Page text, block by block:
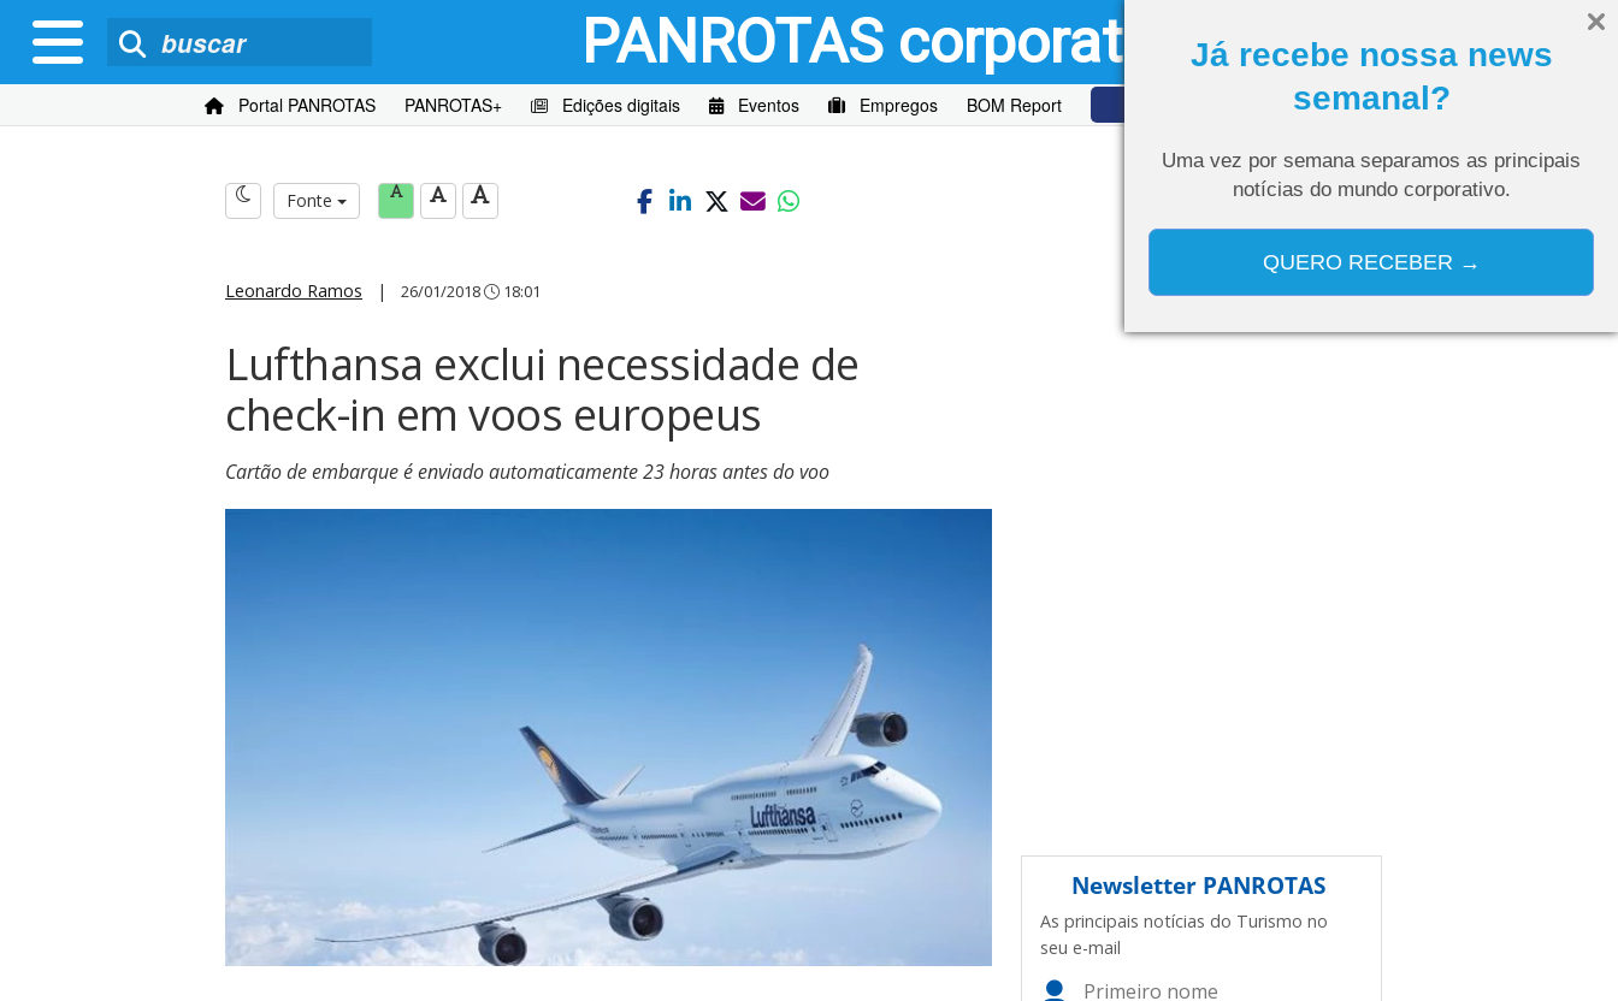
Já recebe nossa news
semanal?
Uma vez por semana separamos as principais
notícias do mundo corporativo.
QUERO RECEBER →
PANROTAS corporativo
Portal PANROTAS PANROTAS+ Edições digitais Eventos Empregos BOM Report Curso de IA
Fonte
Leonardo Ramos | 26/01/2018 18:01
Lufthansa exclui necessidade de
check-in em voos europeus
Cartão de embarque é enviado automaticamente 23 horas antes do voo
Newsletter PANROTAS
As principais notícias do Turismo no
seu e-mail